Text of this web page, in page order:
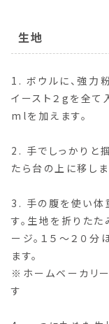
生地
1. ボウルに、強力
イースト２gを全て
mlを加えます。
2. 手でしっかりと
たら台の上に移しま
3. 手の腹を使い体
す。生地を折りた
ージ。１５〜２０
ます。
※ホームベーカリ
す